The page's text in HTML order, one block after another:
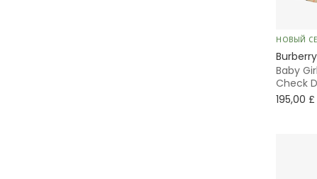
НОВЫЙ
Burberry
Baby
Check
195,00 £